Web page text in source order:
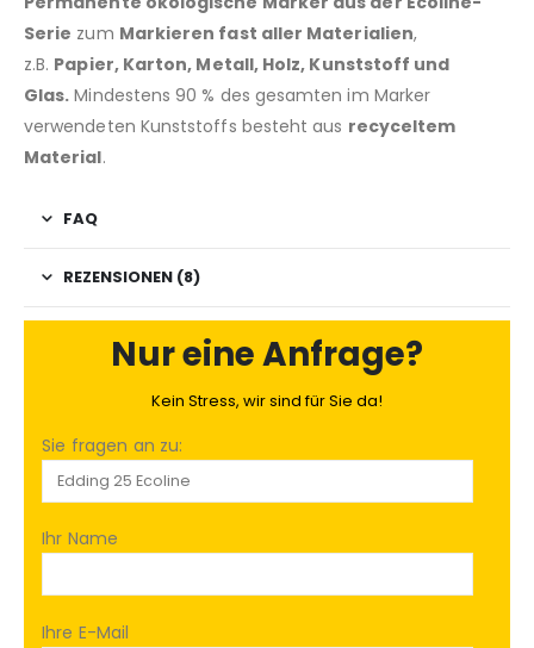
Serie zum Markieren fast aller Materialien,
z.B. Papier, Karton, Metall, Holz, Kunststoff und
Glas. Mindestens 90 % des gesamten im Marker
verwendeten Kunststoffs besteht aus recyceltem
Material.
FAQ
REZENSIONEN (8)
Nur eine Anfrage?
Kein Stress, wir sind für Sie da!
Sie fragen an zu:
Ihr Name
Ihre E-Mail